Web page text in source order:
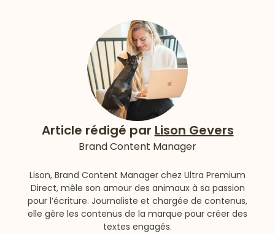
Article rédigé par Lison Gevers
Brand Content Manager
Lison, Brand Content Manager chez Ultra Premium
Direct, mêle son amour des animaux à sa passion
pour l’écriture. Journaliste et chargée de contenus,
elle gère les contenus de la marque pour créer des
textes engagés.